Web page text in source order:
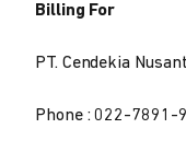
Billing For
PT. Cendekia
Phone : 022-7891-